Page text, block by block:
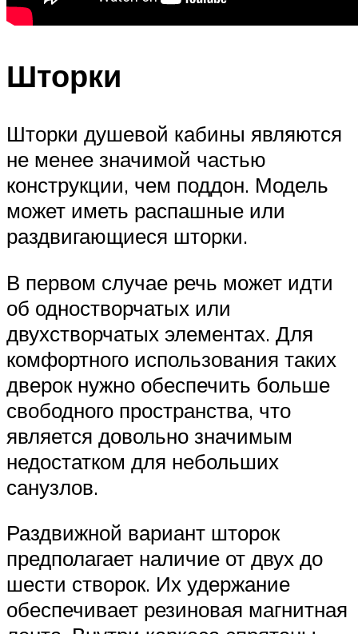
Шторки
Шторки душевой кабины являются
не менее значимой частью
конструкции, чем поддон. Модель
может иметь распашные или
раздвигающиеся шторки.
В первом случае речь может идти
об одностворчатых или
двухстворчатых элементах. Для
комфортного использования таких
дверок нужно обеспечить больше
свободного пространства, что
является довольно значимым
недостатком для небольших
санузлов.
Раздвижной вариант шторок
предполагает наличие от двух до
шести створок. Их удержание
обеспечивает резиновая магнитная